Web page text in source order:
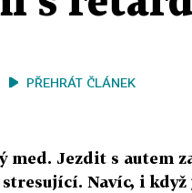
PŘEHRÁT ČLÁNEK
med. Jezdit s autem
Navíc, i